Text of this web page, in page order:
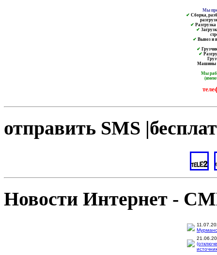
Мы
✔ Сборка,
✔ Разгрузка
✔
✔ Вывоз и
✔
✔
Машины
Мы
отправить SMS
Новости Интернет -